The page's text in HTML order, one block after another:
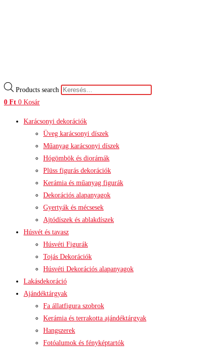
Products search
0 Ft 0 Kosár
Karácsonyi dekorációk
Üveg karácsonyi díszek
Műanyag karácsonyi díszek
Hógömbök és diorámák
Plüss figurás dekorációk
Kerámia és műanyag figurák
Dekorációs alapanyagok
Gyertyák és mécsesek
Ajtódíszek és ablakdíszek
Húsvét és tavasz
Húsvéti Figurák
Tojás Dekorációk
Húsvéti Dekorációs alapanyagok
Lakásdekoráció
Ajándéktárgyak
Fa állatfigura szobrok
Kerámia és terrakotta ajándéktárgyak
Hangszerek
Fotóalumok és fényképtartók